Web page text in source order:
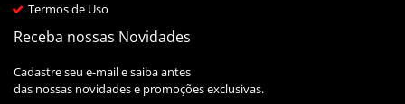
Termos de Uso
Receba nossas Novidades
Cadastre seu e-mail e saiba antes
das nossas novidades e promoções exclusivas.